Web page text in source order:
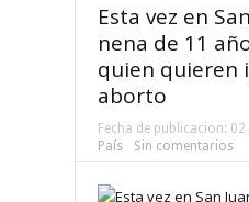
Esta vez en
nena de 11
quien quieren
aborto
Fecha de publicacion: 02
País
Sin comentarios